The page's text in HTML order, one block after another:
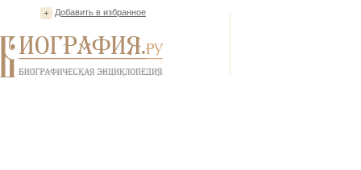
Добавить в избранное